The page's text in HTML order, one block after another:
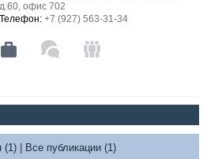
Флот
Форум
д.60, офис 702
Телефон: +7 (927) 563-31-34
(1)| Все публикации (1)